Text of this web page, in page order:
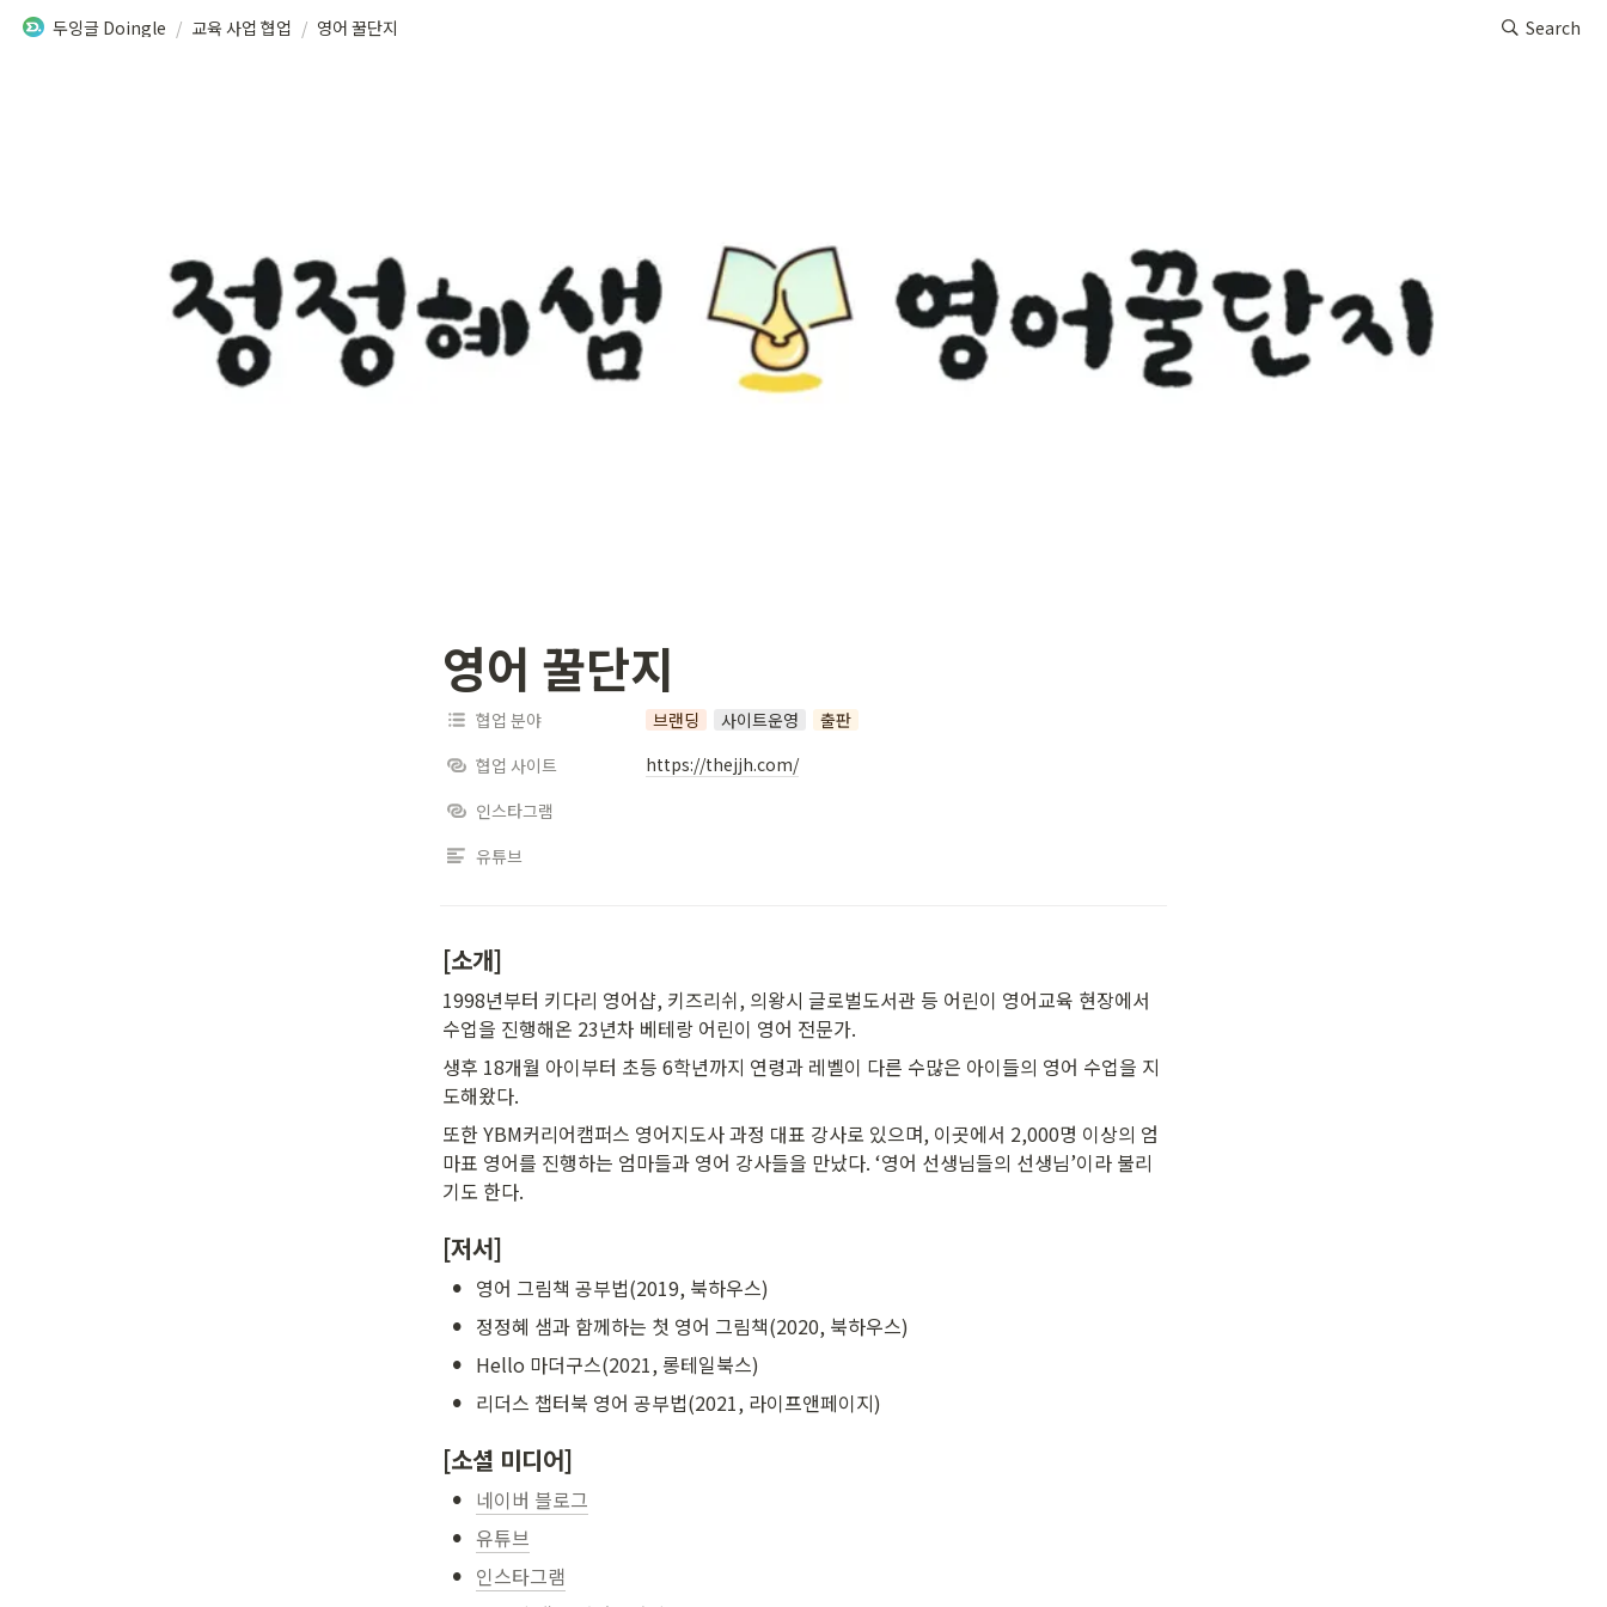
두잉글 Doingle / 교육 사업 협업 / 영어 꿀단지 Search
영어 꿀단지
협업 분야 브랜딩 사이트운영
출판
협업 사이트
https://thejjh.com/
인스타그램
유튜브
[소개]
1998년부터 키다리 영어샵, 키즈리쉬, 의왕시 글로벌도서관 등 어린이 영어교육 현장에서
수업을 진행해온 23년차 베테랑 어린이 영어 전문가.
생후 18개월 아이부터 초등 6학년까지 연령과 레벨이 다른 수많은 아이들의 영어 수업을 지
도해왔다.
또한 YBM커리어캠퍼스 영어지도사 과정 대표 강사로 있으며, 이곳에서 2,000명 이상의 엄
마표 영어를 진행하는 엄마들과 영어 강사들을 만났다. ‘영어 선생님들의 선생님’이라 불리
기도 한다.
[저서]
• 영어 그림책 공부법(2019, 북하우스)
• 정정혜 샘과 함께하는 첫 영어 그림책(2020, 북하우스)
• Hello 마더구스(2021, 롱테일북스)
• 리더스 챕터북 영어 공부법(2021, 라이프앤페이지)
[소셜 미디어]
• 네이버 블로그
• 유튜브
• 인스타그램